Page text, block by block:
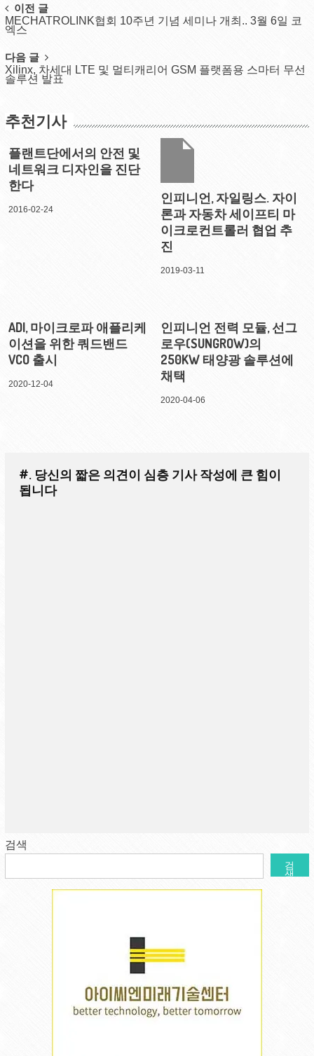
Post
navigation
이전 글
MECHATROLINK협회 10주년 기념 세미나 개최.. 3월 6일 코
엑스
다음 글
Xilinx, 차세대 LTE 및 멀티캐리어 GSM 플랫폼용 스마터 무선
솔루션 발표
추천기사
플랜트단에서의 안전 및
네트워크 디자인을 진단
한다
2016-02-24
인피니언, 자일링스. 자이
론과 자동차 세이프티 마
이크로컨트롤러 협업 추
진
2019-03-11
ADI, 마이크로파 애플리케
이션을 위한 쿼드밴드
VCO 출시
2020-12-04
인피니언 전력 모듈, 선그
로우(SUNGROW)의
250KW 태양광 솔루션에
채택
2020-04-06
#. 당신의 짧은 의견이 심층 기사 작성에 큰 힘이
됩니다
검색
검
색